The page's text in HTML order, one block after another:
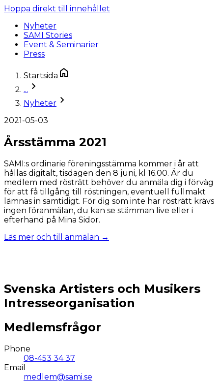
Hoppa direkt till innehållet
Nyheter
SAMI Stories
Event & Seminarier
Press
Startsida
...
Nyheter
2021-05-03
Årsstämma 2021
SAMI:s ordinarie föreningsstämma kommer i år att
hållas digitalt, tisdagen den 8 juni, kl 16.00. Är du
medlem med rösträtt behöver du anmäla dig i förväg
för att få tillgång till röstningen, eventuell fullmakt
lämnas in samtidigt. För dig som inte har rösträtt krävs
ingen föranmälan, du kan se stämman live eller i
efterhand på Mina Sidor.
Läs mer och till anmälan →
Svenska Artisters och Musikers
Intresseorganisation
Medlemsfrågor
Phone
08-453 34 37
Email
medlem@sami.se